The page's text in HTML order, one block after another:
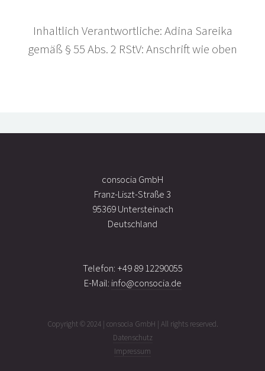
Inhaltlich Verantwortliche: Adina Sareika
gemäß § 55 Abs. 2 RStV: Anschrift wie oben
consocia GmbH
Franz-Liszt-Straße 3
95369 Untersteinach
Deutschland
Telefon: +49 89 12290055
E-Mail: info@consocia.de
Copyright © 2024 | consocia GmbH | All rights reserved.
Datenschutz
Impressum